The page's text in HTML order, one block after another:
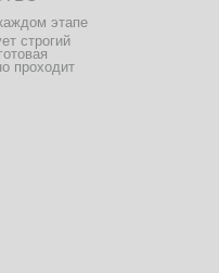
этапе
строгий
проходит